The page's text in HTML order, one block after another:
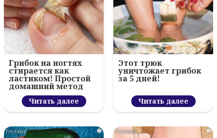
Грибок на ногтях
стирается как
ластиком! Простой
домашний метод
Читать далее
Этот трюк
уничтожает грибок
за 5 дней!
Читать далее
i i